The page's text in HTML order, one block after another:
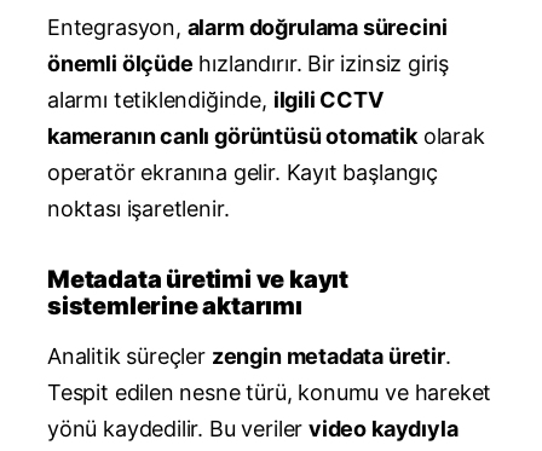
Entegrasyon, alarm doğrulama sürecini
önemli ölçüde hızlandırır. Bir izinsiz giriş
alarmı tetiklendiğinde, ilgili CCTV
kameranın canlı görüntüsü otomatikolarak
operatör ekranına gelir. Kayıt başlangıç
noktası işaretlenir.
Metadata üretimi ve kayıt
sistemlerine aktarımı
Analitik süreçler zengin metadata üretir.
Tespit edilen nesne türü, konumu ve hareket
yönü kaydedilir. Bu veriler video kaydıyla